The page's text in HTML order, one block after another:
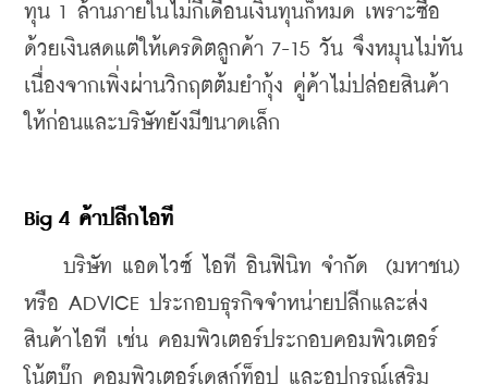
ทุน 1 ล้านภายในไม่กี่เดือนเงินทุนก็หมด เพราะซื้อ
ด้วยเงินสดแต่ให้เครดิตลูกค้า 7-15 วัน จึงหมุนไม่ทัน
เนื่องจากเพิ่งผ่านวิกฤตต้มยำกุ้ง คู่ค้าไม่ปล่อยสินค้า
ให้ก่อนและบริษัทยังมีขนาดเล็ก
Big 4 ค้าปลีกไอที
บริษัท แอดไวซ์ ไอที อินฟินิท จำกัด  (มหาชน)
หรือ ADVICE ประกอบธุรกิจจำหน่ายปลีกและส่ง
สินค้าไอที เช่น คอมพิวเตอร์ประกอบคอมพิวเตอร์
โน้ตบุ๊ก คอมพิวเตอร์เดสก์ท็อป และอุปกรณ์เสริม